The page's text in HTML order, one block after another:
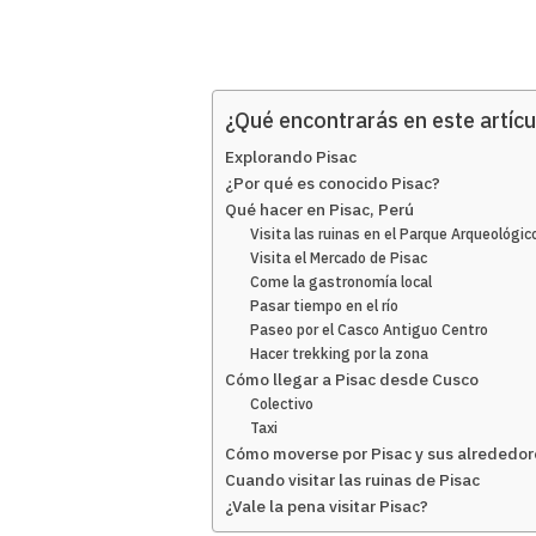
¿Qué encontrarás en este
Explorando Pisac
¿Por qué es conocido Pisac?
Qué hacer en Pisac, Perú
Visita las ruinas en el Parque
Visita el Mercado de Pisac
Come la gastronomía local
Pasar tiempo en el río
Paseo por el Casco Antiguo Centro
Hacer trekking por la zona
Cómo llegar a Pisac desde Cusco
Colectivo
Taxi
Cómo moverse por Pisac y sus
Cuando visitar las ruinas de Pisac
¿Vale la pena visitar Pisac?